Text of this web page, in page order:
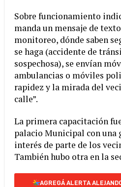
Sobre funcionamiento
manda un mensaje de
monitoreo, dónde saben
se haga (accidente de
sospechosa), se envían
ambulancias o móviles
rapidez y la mirada del
calle”.
La primera capacitación
palacio Municipal con una
interés de parte de los
También hubo otra en la
AGREGÁ ALERTA